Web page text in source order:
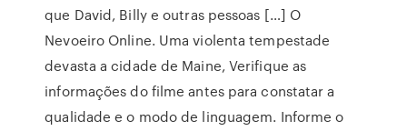
que David, Billy e outras pessoas […] O
Nevoeiro Online. Uma violenta tempestade
devasta a cidade de Maine, Verifique as
informações do filme antes para constatar a
qualidade e o modo de linguagem. Informe o